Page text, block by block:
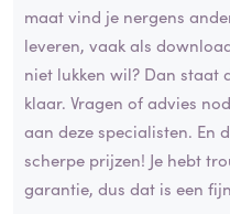
maat vind je nergens
leveren, vaak als
niet lukken wil? Dan staat
klaar. Vragen of advies
aan deze specialisten. En
scherpe prijzen! Je hebt
garantie, dus dat is een